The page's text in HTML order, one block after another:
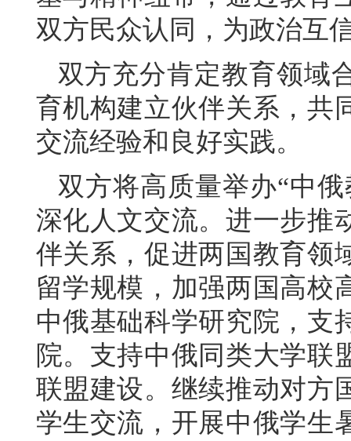
双方民众认同，为政治互
双方充分肯定教育领域
育机构建立伙伴关系，共
交流经验和良好实践。
双方将高质量举办“中
深化人文交流。进一步推
伴关系，促进两国教育领
留学规模，加强两国高校
中俄基础科学研究院，支
院。支持中俄同类大学联
联盟建设。继续推动对方
学生交流，开展中俄学生